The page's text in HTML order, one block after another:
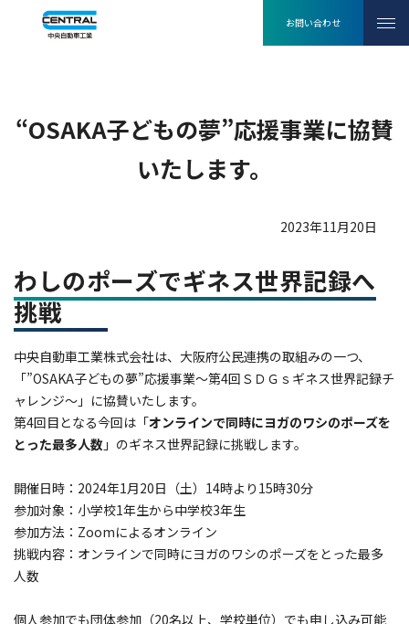
“OSAKA子どもの夢”応援
事業に協賛いたします。
“OSAKA子どもの夢”応援事業に協賛
いたします。
2023年11月20日
わしのポーズでギネス世界記録へ
挑戦
中央自動車工業株式会社は、大阪府公民連携の取組みの一つ、
「”OSAKA子どもの夢”応援事業～第4回ＳＤＧｓギネス世界記録チ
ャレンジ～」に協賛いたします。
第4回目となる今回は「オンラインで同時にヨガのワシのポーズを
とった最多人数 」のギネス世界記録に挑戦します。
開催日時：2024年1月20日（土）14時より15時30分
参加対象：小学校1年生から中学校3年生
参加方法：Zoomによるオンライン
挑戦内容：オンラインで同時にヨガのワシのポーズをとった最多
人数
個人参加でも団体参加（20名以上、学校単位）でも申し込み可能
お問い合わせ